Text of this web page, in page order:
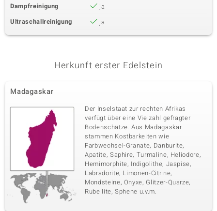
Dampfreinigung
ja
Ultraschallreinigung
ja
Herkunft erster Edelstein
Madagaskar
Der Inselstaat zur rechten Afrikas
verfügt über eine Vielzahl gefragter
Bodenschätze. Aus Madagaskar
stammen Kostbarkeiten wie
Farbwechsel-Granate, Danburite,
Apatite, Saphire, Turmaline, Heliodore,
Hemimorphite, Indigolithe, Jaspise,
Labradorite, Limonen-Citrine,
Mondsteine, Onyxe, Glitzer-Quarze,
Rubellite, Sphene u.v.m.